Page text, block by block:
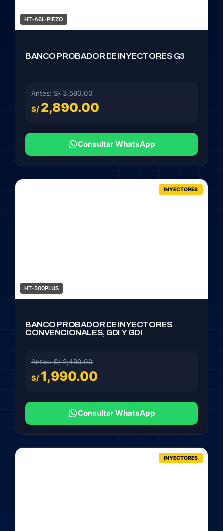
HT-A6L-PIEZO
BANCO PROBADOR DE INYECTORES G3
Antes: S/ 3,590.00
S/ 2,890.00
Consultar WhatsApp
INYECTORES
HT-500PLUS
BANCO PROBADOR DE INYECTORES
CONVENCIONALES, GDI Y GDI
Antes: S/ 2,490.00
S/ 1,990.00
Consultar WhatsApp
INYECTORES